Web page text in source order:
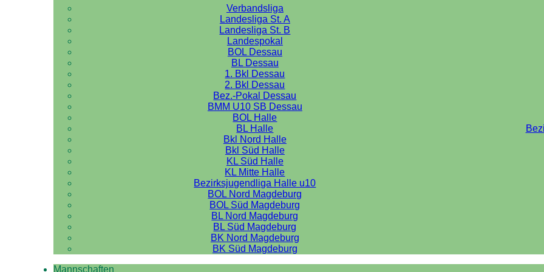
Verbandsliga
Landesliga St. A
Landesliga St. B
Landespokal
BOL Dessau
BL Dessau
1. Bkl Dessau
2. Bkl Dessau
Bez.-Pokal Dessau
BMM U10 SB Dessau
BOL Halle
BL Halle
Bkl Nord Halle
Bkl Süd Halle
KL Süd Halle
KL Mitte Halle
Bezirksjugendliga Halle u10
BOL Nord Magdeburg
BOL Süd Magdeburg
BL Nord Magdeburg
BL Süd Magdeburg
BK Nord Magdeburg
BK Süd Magdeburg
Mannschaften